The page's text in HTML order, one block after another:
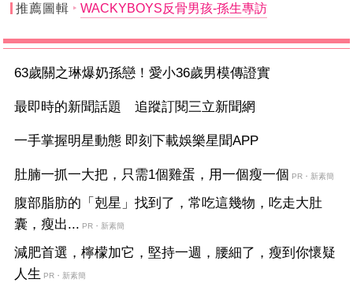
推薦圖輯 WACKYBOYS反骨男孩-孫生專訪
63歲關之琳爆奶孫戀！愛小36歲男模傳證實
最即時的新聞話題 追蹤訂閱三立新聞網
一手掌握明星動態 即刻下載娛樂星聞APP
肚腩一抓一大把，只需1個雞蛋，用一個瘦一個 PR・新素簡
腹部脂肪的「剋星」找到了，常吃這幾物，吃走大肚
囊，瘦出... PR・新素簡
減肥首選，檸檬加它，堅持一週，腰細了，瘦到你懷疑
人生 PR・新素簡